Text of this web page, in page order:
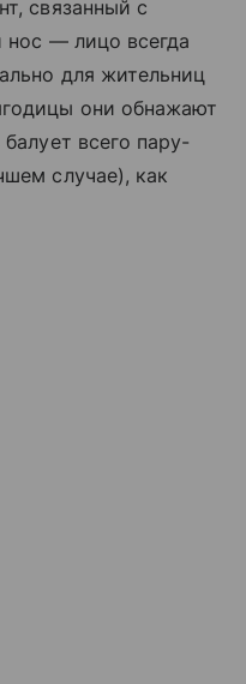
связанный с
нос — лицо всегда
для жительниц
они обнажают
всего пару-
случае), как